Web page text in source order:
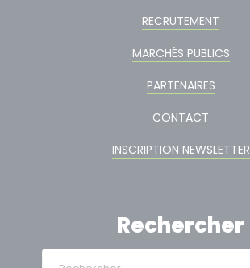
RECRUTEMENT
MARCHÉS PUBLICS
PARTENAIRES
CONTACT
INSCRIPTION NEWSLETTER
Rechercher